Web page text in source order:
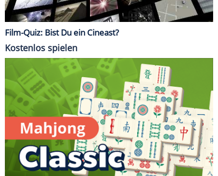
Film-Quiz: Bist Du ein Cineast?
Kostenlos spielen